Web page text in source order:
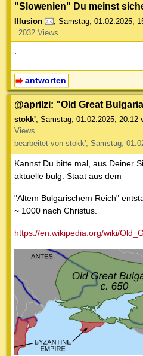
"Slowenien" Du meinst
Illusion , Samstag, 01.02.2025,
2032 Views
antworten
@aprilzi: "Old Great
stokk' Samstag, 01.02.2025, 20:12
Views
bearbeitet von stokk', Samstag,
Kannst Du bitte mal, aus Deiner
aktuelle bulg. Staat aus dem
"Altem Bulgarischem Reich"
~ 1000 nach Christus.
https://en.wikipedia.org/wiki/